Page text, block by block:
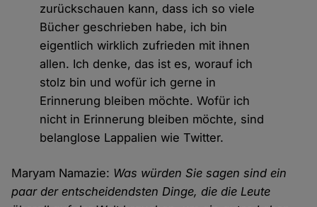
zurückschauen kann, dass ich so viele
Bücher geschrieben habe, ich bin
eigentlich wirklich zufrieden mit ihnen
allen. Ich denke, das ist es, worauf ich
stolz bin und wofür ich gerne in
Erinnerung bleiben möchte. Wofür ich
nicht in Erinnerung bleiben möchte, sind
belanglose Lappalien wie Twitter.
Maryam Namazie: Was würden Sie sagen sind ein
paar der entscheidendsten Dinge, die die Leute